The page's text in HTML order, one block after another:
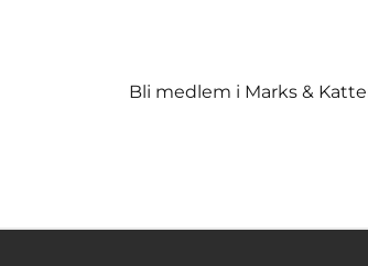
Bli medlem i Marks &